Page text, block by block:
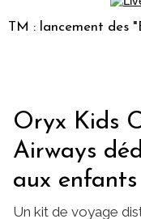
lancement des
Oryx Kids
Airways
aux enfants
Un kit de voyage